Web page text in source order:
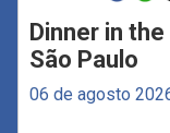
Dinner in
São Paulo
06 de agosto